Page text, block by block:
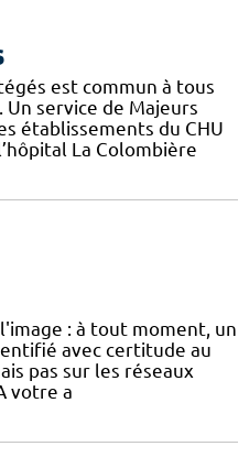
est commun à tous
service de Majeurs
établissements du CHU
La Colombière
: à tout moment, un
avec certitude au
pas sur les réseaux
votre a